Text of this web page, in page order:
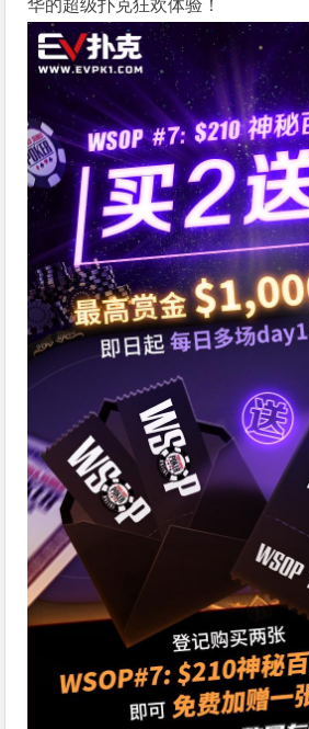
华的超级扑克狂欢体验！